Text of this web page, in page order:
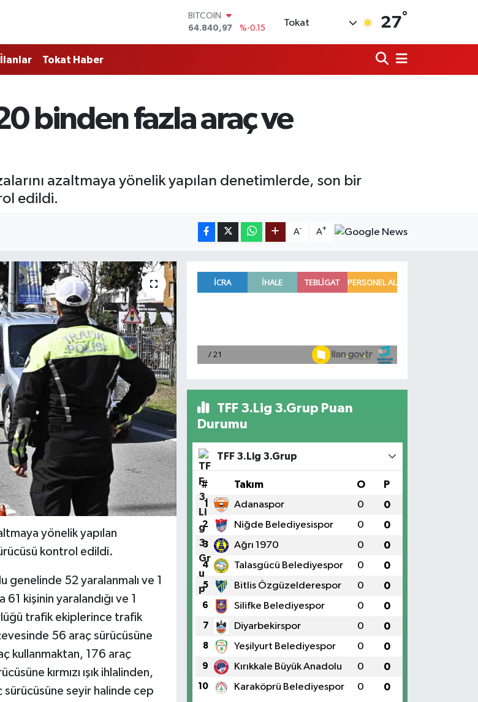
BITCOIN
64.840,97
%-0.15
55,2510
%0.32
GRAM ALTIN
6660.55
%0
Tokat 27°
İlanlar Tokat Haber
binden fazla araç ve
azaltmaya yönelik yapılan denetimlerde, son bir
edildi.
A- A+
yönelik yapılan
kontrol edildi.
genelinde 52 yaralanmalı ve 1
kişinin yaralandığı ve 1
trafik ekiplerince trafik
56 araç sürücüsüne
kullanmaktan, 176 araç
kırmızı ışık ihlalinden,
sürücüsüne seyir halinde cep
TFF 3.Lig 3.Grup Puan
Durumu
TFF 3.Lig 3.Grup
# Takım O P
1 Adanaspor 0 0
2 Niğde Belediyesispor 0 0
3 Ağrı 1970 0 0
4 Talasgücü Belediyespor 0 0
5 Bitlis Özgüzelderespor 0 0
6 Silifke Belediyespor 0 0
7 Diyarbekirspor 0 0
8 Yeşilyurt Belediyespor 0 0
9 Kırıkkale Büyük Anadolu 0 0
10 Karaköprü Belediyespor 0 0